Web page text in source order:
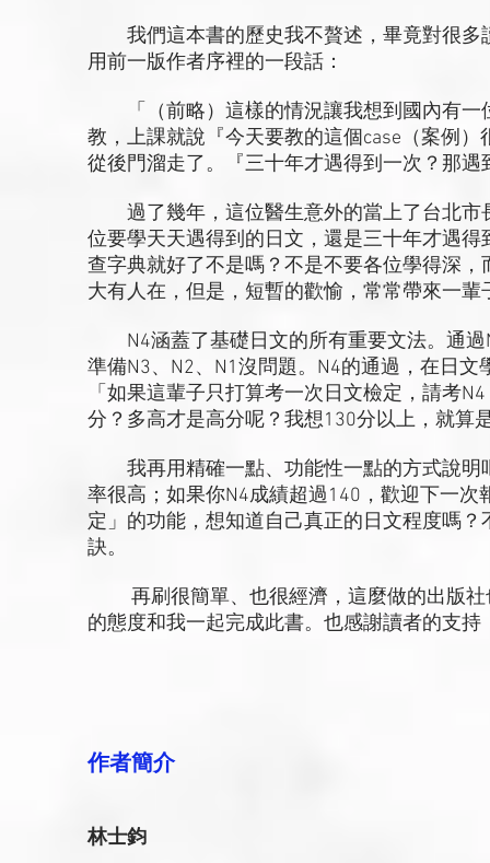
我們這本書的歷史我不贅述，畢竟對很多
用前一版作者序裡的一段話：
「（前略）這樣的情況讓我想到國內有一
教，上課就說『今天要教的這個case（案例
從後門溜走了。『三十年才遇得到一次？那
過了幾年，這位醫生意外的當上了台北市
位要學天天遇得到的日文，還是三十年才遇
查字典就好了不是嗎？不是不要各位學得深
大有人在，但是，短暫的歡愉，常常帶來一輩
N4涵蓋了基礎日文的所有重要文法。通過
準備N3、N2、N1沒問題。N4的通過，在日
「如果這輩子只打算考一次日文檢定，請考
分？多高才是高分呢？我想130分以上，就算
我再用精確一點、功能性一點的方式說明
率很高；如果你N4成績超過140，歡迎下一
定」的功能，想知道自己真正的日文程度嗎
訣。
再刷很簡單、也很經濟，這麼做的出版社
的態度和我一起完成此書。也感謝讀者的支持
作者簡介
林士鈞